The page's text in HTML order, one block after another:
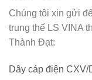
Chúng tôi xin gửi
trung thế LS VINA
Thành Đạt:
Dây cáp điện CXV/